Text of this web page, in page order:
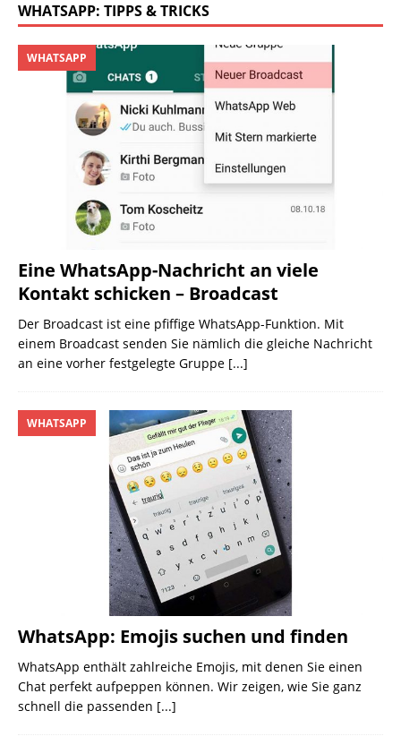
WHATSAPP: TIPPS & TRICKS
Eine WhatsApp-Nachricht an viele
Kontakt schicken – Broadcast
WHATSAPP
Der Broadcast ist eine pfiffige WhatsApp-Funktion. Mit
einem Broadcast senden Sie nämlich die gleiche Nachricht
an eine vorher festgelegte Gruppe [...]
WhatsApp: Emojis suchen und finden
WHATSAPP
WhatsApp enthält zahlreiche Emojis, mit denen Sie einen
Chat perfekt aufpeppen können. Wir zeigen, wie Sie ganz
schnell die passenden [...]